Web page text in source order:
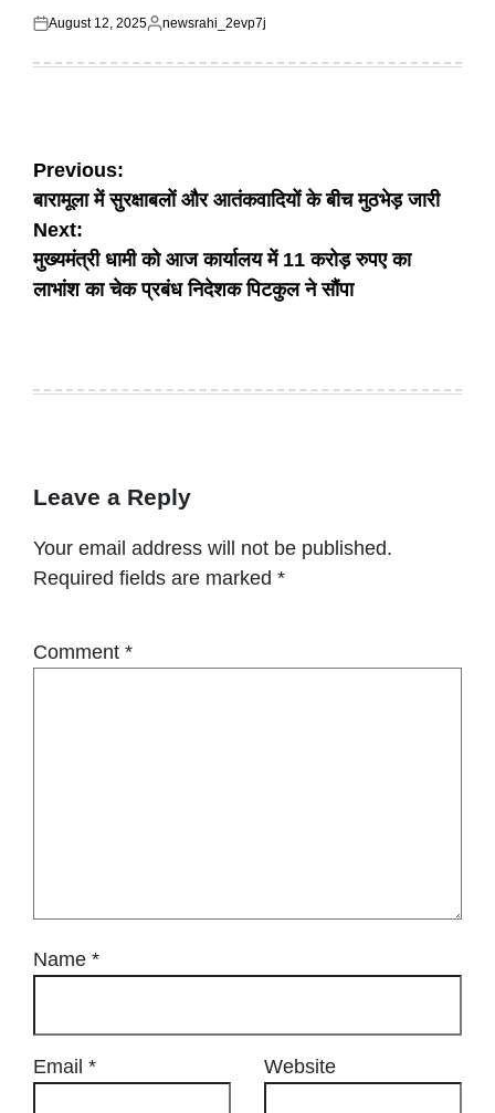
Posted
August 12, 2025
Posted
newsrahi_2evp7j
Post
navigation
Previous:
बारामूला में सुरक्षाबलों और आतंकवादियों के बीच मुठभेड़ जारी
Next:
मुख्यमंत्री धामी को आज कार्यालय में 11 करोड़ रुपए का
लाभांश का चेक प्रबंध निदेशक पिटकुल ने सौंपा
Leave a Reply
Your email address will not be published.
Required fields are marked *
Comment *
Name *
Email * Website